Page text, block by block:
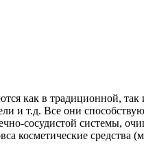
как в традиционной,
и т.д. Все они
сосудистой системы,
косметические средства